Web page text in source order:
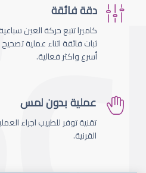
دقة فائقة
ثبات فائقة اثناء عملية
أسرع واكثر فعالية.
عملية بدون لمس
تقنية توفر للطبيب اجراء
القرنية.